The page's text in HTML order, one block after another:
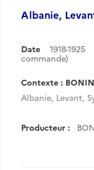
Albanie,
Date 1918-1925
commande)
Contexte :
Albanie, Levant,
Producteur :